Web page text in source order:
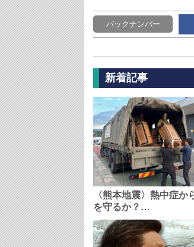
バックナンバー
新着記事
〈熊本地震〉熱中症か
を守るか？…